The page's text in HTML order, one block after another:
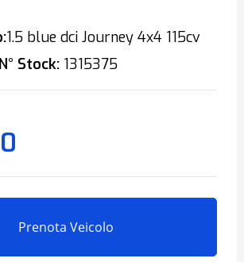
1.5 blue dci Journey 4x4 115cv
Stock:1315375
Prenota Veicolo